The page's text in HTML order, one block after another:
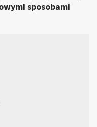
sposobami